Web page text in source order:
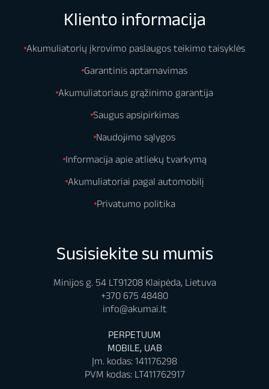
Kliento informacija
Akumuliatorių įkrovimo paslaugos teikimo taisyklės
Garantinis aptarnavimas
Akumuliatoriaus grąžinimo garantija
Saugus apsipirkimas
Naudojimo sąlygos
Informacija apie atliekų tvarkymą
Akumuliatoriai pagal automobilį
Privatumo politika
Susisiekite su mumis
Minijos g. 54 LT91208 Klaipėda, Lietuva
+370 675 48480
info@akumai.lt
PERPETUUM
MOBILE, UAB
Įm. kodas: 141176298
PVM kodas: LT411762917